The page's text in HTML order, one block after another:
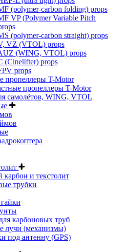
(polymer-carbon folding) props
VP (Polymer Variable Pitch
(polymer-carbon straight) props
VZ (VTOL) props
(WING, VTOL) props
(Cinelifter) props
props
пропеллеры T-Motor
пропеллеры T-Motor
самолётов, WING, VTOL
карбон и текстолит
трубки
карбоновых труб
лучи (механизмы)
под антенну (GPS)